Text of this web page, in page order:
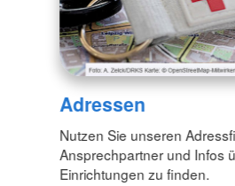
Adressen
Nutzen Sie unseren
Ansprechpartner und Infos
Einrichtungen zu finden.